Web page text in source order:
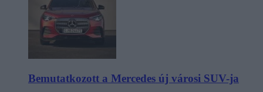
Bemutatkozott a Mercedes új városi SUV-ja